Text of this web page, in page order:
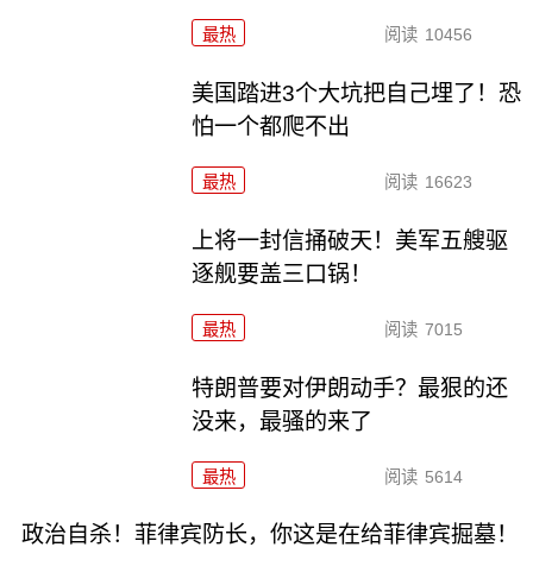
最热 阅读 10456
美国踏进3个大坑把自己埋了！恐
怕一个都爬不出
最热 阅读 16623
上将一封信捅破天！美军五艘驱
逐舰要盖三口锅！
最热 阅读 7015
特朗普要对伊朗动手？最狠的还
没来，最骚的来了
最热 阅读 5614
政治自杀！菲律宾防长，你这是在给菲律宾掘墓！